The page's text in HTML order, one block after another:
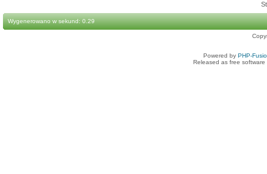
Wygenerowano w sekund: 0.29
Powered by PHP-
Released as free